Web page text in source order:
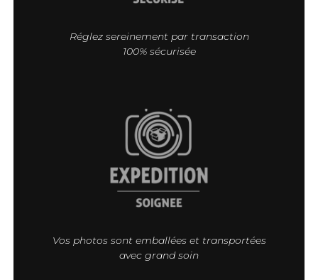
Réglez sereinement par transaction
100% sécurisée
Vos photos sont emballées et transportées
avec grand soin